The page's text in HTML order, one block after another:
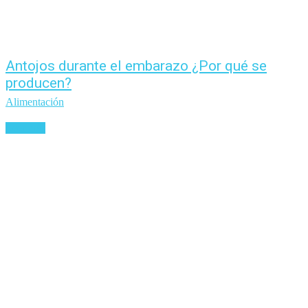
Antojos durante el embarazo ¿Por qué se
producen?
Alimentación